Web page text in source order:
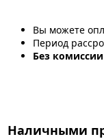
Вы можете
Период
Без комиссии
Наличными